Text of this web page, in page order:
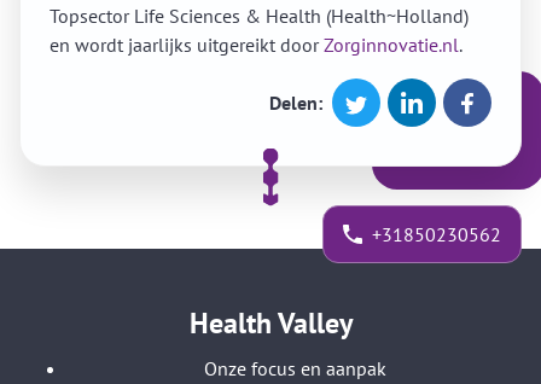
Topsector Life Sciences & Health (Health~Holland)
en wordt jaarlijks uitgereikt doorZorginnovatie.nl.
Delen:
+31850230562
Health Valley
Onze focus en aanpak